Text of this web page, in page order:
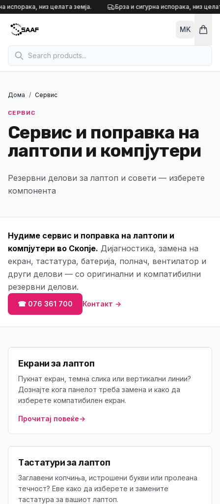
Skip to content
испорака, низ целата земја. Брза и сигурна испорака, низ
MK
Дома / Сервис
СЕРВИС
Сервис и поправка на
лаптопи и компјутери
Резервни делови за лаптоп и совети — изберете
компонента
Нудиме сервис и поправка на лаптопи и
компјутери во Скопје. Дијагностика, замена на
екран, тастатура, батерија, полнач, вентилатор и
други делови — со оригинални и компатибилни
резервни делови.
☎ 076 361 700 Контакт →
Екрани за лаптоп
Пукнат екран, темна слика или вертикални линии?
Дознајте кога панелот треба замена и како да
изберете компатибилен екран.
Прочитај повеќе→
Тастатури за лаптоп
Заглавени копчиња, истрошени букви или пролеана
течност? Еве како да изберете и замените
тастатура за вашиот лаптоп.